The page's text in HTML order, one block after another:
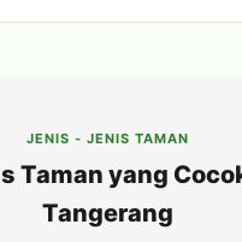
JENIS - JENIS TAMAN
Taman yang
Tangerang